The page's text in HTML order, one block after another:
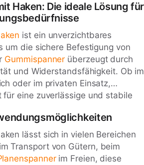
Haken: Die ideale Lösung für
ist ein unverzichtbares
um die sichere Befestigung von
Gummispanner überzeugt durch
und Widerstandsfähigkeit. Ob im
oder im privaten Einsatz,
für eine zuverlässige und stabile
lässt sich in vielen Bereichen
Transport von Gütern, beim
im Freien, diese